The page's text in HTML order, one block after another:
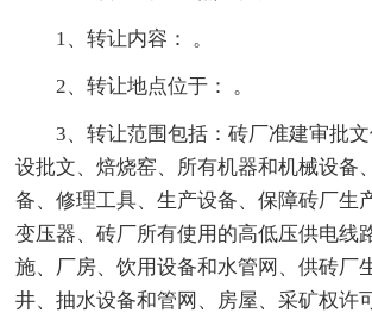
1、转让内容： 。
2、转让地点位于： 。
3、转让范围包括：砖厂准建审批
设批文、焙烧窑、所有机器和机械设备
备、修理工具、生产设备、保障砖厂生
变压器、砖厂所有使用的高低压供电线
施、厂房、饮用设备和水管网、供砖厂
井、抽水设备和管网、房屋、采矿权许